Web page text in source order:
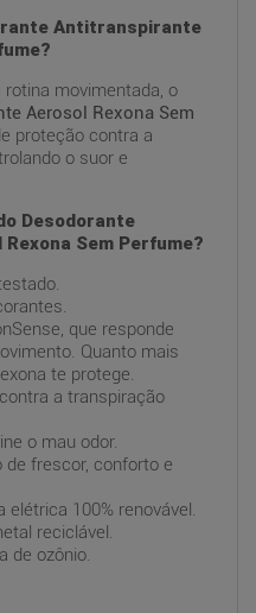
Antitranspirante
movimentada, o
Aerosol Rexona Sem
proteção contra a
o suor e
Desodorante
Sem Perfume?
que responde
Quanto mais
te protege.
a transpiração
o mau odor.
de frescor, conforto e
elétrica 100% renovável.
reciclável.
de ozônio.